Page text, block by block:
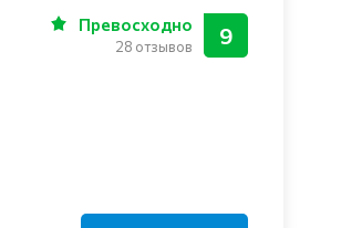
9
Превосходно
28 отзывов